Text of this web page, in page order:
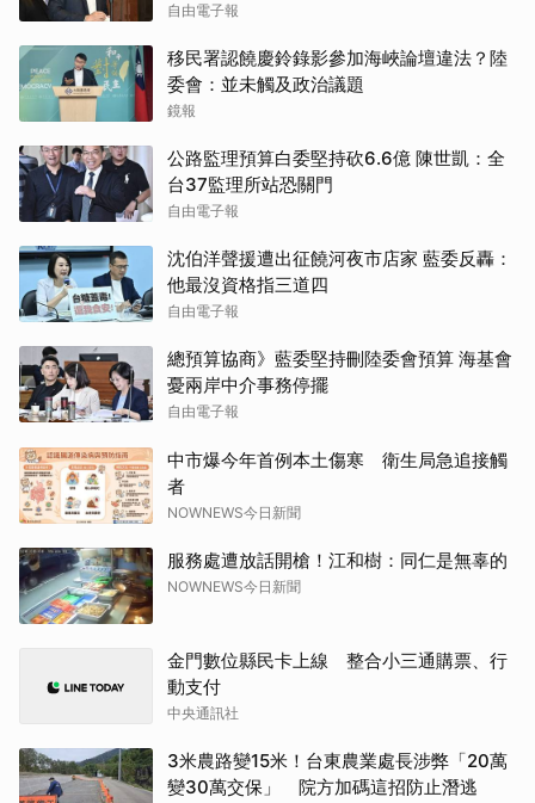
自由電子報
移民署認饒慶鈴錄影參加海峽論壇違法？陸
委會：並未觸及政治議題
鏡報
公路監理預算白委堅持砍6.6億 陳世凱：全
台37監理所站恐關門
自由電子報
沈伯洋聲援遭出征饒河夜市店家 藍委反轟：
他最沒資格指三道四
自由電子報
總預算協商》藍委堅持刪陸委會預算 海基會
憂兩岸中介事務停擺
自由電子報
中市爆今年首例本土傷寒 衛生局急追接觸
者
NOWNEWS今日新聞
服務處遭放話開槍！江和樹：同仁是無辜的
NOWNEWS今日新聞
金門數位縣民卡上線 整合小三通購票、行
動支付
中央通訊社
3米農路變15米！台東農業處長涉弊「20萬
變30萬交保」 院方加碼這招防止潛逃